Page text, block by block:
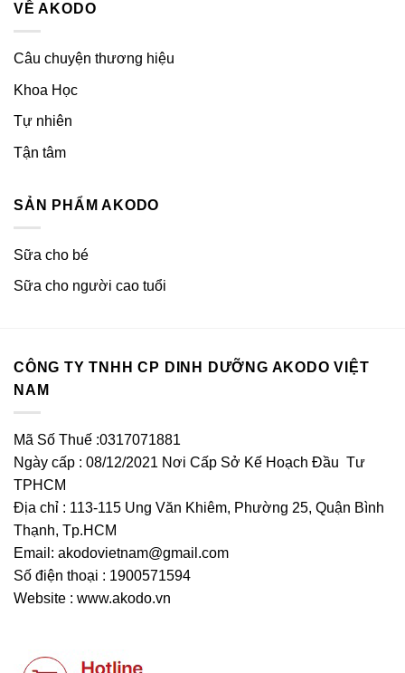
VỀ AKODO
Câu chuyện thương hiệu
Khoa Học
Tự nhiên
Tận tâm
SẢN PHẨM AKODO
Sữa cho bé
Sữa cho người cao tuổi
CÔNG TY TNHH CP DINH DƯỠNG AKODO VIỆT
NAM
Mã Số Thuế :0317071881
Ngày cấp : 08/12/2021 Nơi Cấp Sở Kế Hoạch Đầu Tư
TPHCM
Địa chỉ : 113-115 Ung Văn Khiêm, Phường 25, Quận Bình
Thạnh, Tp.HCM
Email: akodovietnam@gmail.com
Số điện thoại : 1900571594
Website : www.akodo.vn